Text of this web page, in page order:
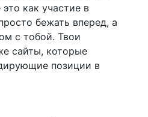
как участие в
бежать вперед, а
с тобой. Твои
сайты, которые
позиции в